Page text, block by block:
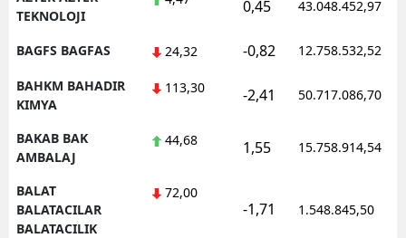
TEKNOLOJI
0,45 43.048.452,97
BAGFS BAGFAS 24,32 -0,82 12.758.532,52
BAHKM BAHADIR
KIMYA
113,30 -2,41 50.717.086,70
BAKAB BAK
AMBALAJ
44,68 1,55 15.758.914,54
BALAT
BALATACILAR
BALATACILIK
72,00
-1,71 1.548.845,50